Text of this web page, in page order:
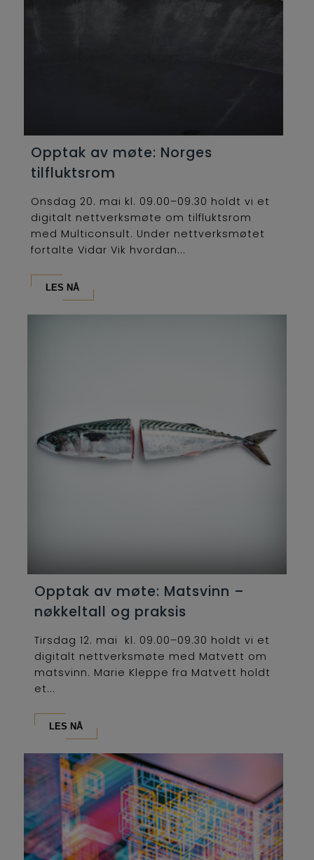
Opptak av møte: Norges
tilfluktsrom
Onsdag 20. mai kl. 09.00–09.30 holdt vi et
digitalt nettverksmøte om tilfluktsrom
med Multiconsult. Under nettverksmøtet
fortalte Vidar Vik hvordan...
LES NÅ
Opptak av møte: Matsvinn –
nøkkeltall og praksis
Tirsdag 12. mai kl. 09.00–09.30 holdt vi et
digitalt nettverksmøte med Matvett om
matsvinn. Marie Kleppe fra Matvett holdt
et...
LES NÅ